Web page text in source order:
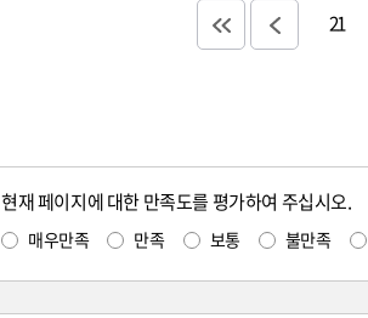
21
현재 페이지에 대한 만족도를 평가하여 주십시오.
매우만족 만족 보통 불만족